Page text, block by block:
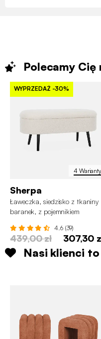
Polecamy Cię
4 Warianty
WYPRZEDAŻ -30%
Sherpa
Ławeczka, siedzisko z tkaniny
baranek, z pojemnikiem
4.6 (39)
439,00 zł 307,30
Nasi klienci